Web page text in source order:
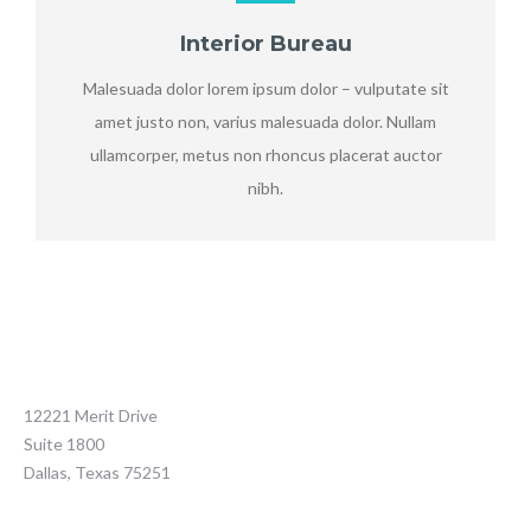
Interior Bureau
Malesuada dolor lorem ipsum dolor – vulputate sit
amet justo non, varius malesuada dolor. Nullam
ullamcorper, metus non rhoncus placerat auctor
nibh.
12221 Merit Drive
Suite 1800
Dallas, Texas 75251